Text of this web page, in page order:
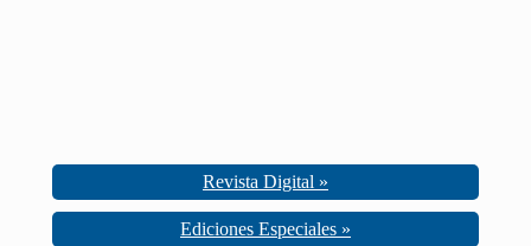
Revista Digital »
Ediciones Especiales »